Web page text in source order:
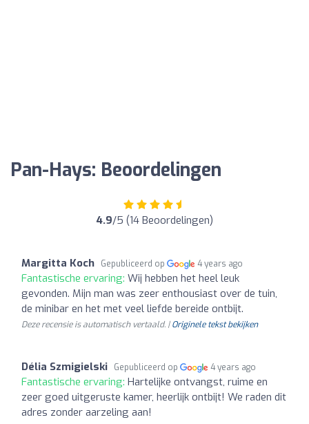
Pan-Hays: Beoordelingen
4.9/5 (14 Beoordelingen)
Margitta Koch Gepubliceerd op 4 years ago
Fantastische ervaring: Wij hebben het heel leuk
gevonden. Mijn man was zeer enthousiast over de tuin,
de minibar en het met veel liefde bereide ontbijt.
Deze recensie is automatisch vertaald. |Originele tekst bekijken
Délia Szmigielski Gepubliceerd op 4 years ago
Fantastische ervaring: Hartelijke ontvangst, ruime en
zeer goed uitgeruste kamer, heerlijk ontbijt! We raden dit
adres zonder aarzeling aan!